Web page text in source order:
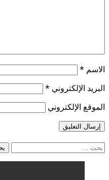
الاسم *
البريد الإلكتروني *
الموقع الإلكتروني
البحث
عن: